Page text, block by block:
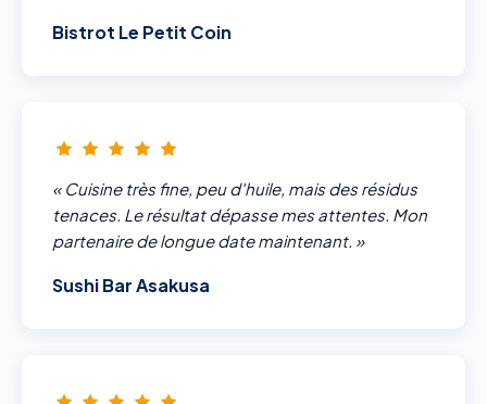
Bistrot Le Petit Coin
« Cuisine très fine, peu d'huile, mais des résidus
tenaces. Le résultat dépasse mes attentes. Mon
partenaire de longue date maintenant. »
Sushi Bar Asakusa